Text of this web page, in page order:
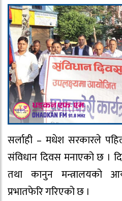
सर्लाही – मधेश सरकारले
संविधान दिवस मनाएको छ ।
तथा कानुन मन्त्रालयको
प्रभातफेरि गरिएको छ ।